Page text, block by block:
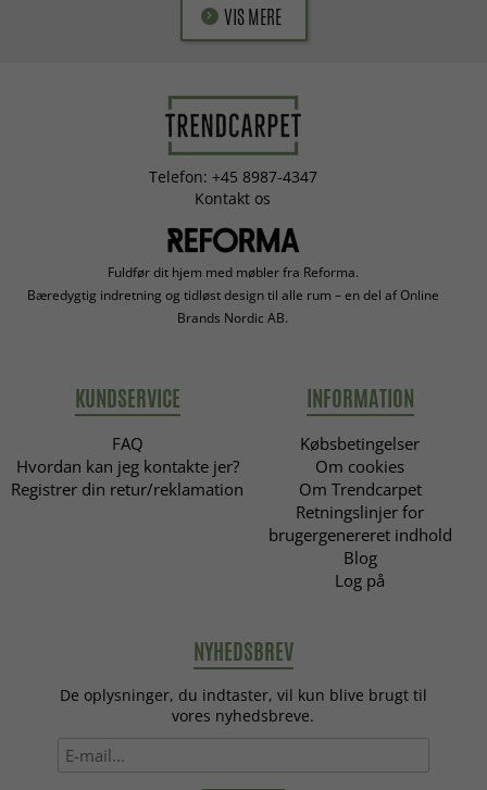
VIS MERE
Telefon: +45 8987-4347
Kontakt os
Fuldfør dit hjem med møbler fra Reforma.
Bæredygtig indretning og tidløst design til alle rum – en del af Online
Brands Nordic AB.
KUNDSERVICE
FAQ
Hvordan kan jeg kontakte jer?
Registrer din retur/reklamation
INFORMATION
Købsbetingelser
Om cookies
Om Trendcarpet
Retningslinjer for
brugergenereret indhold
Blog
Log på
NYHEDSBREV
De oplysninger, du indtaster, vil kun blive brugt til
vores nyhedsbreve.